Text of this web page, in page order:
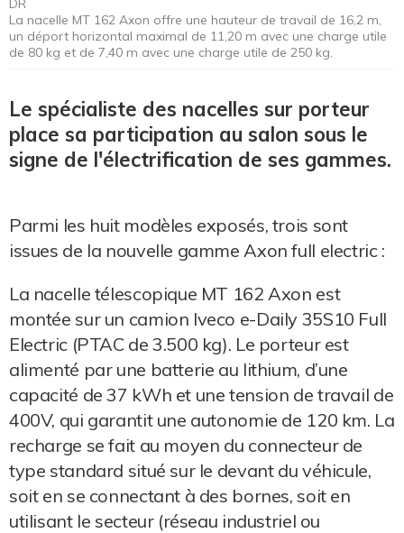
DR
La nacelle MT 162 Axon offre une hauteur de travail de 16,2 m,
un déport horizontal maximal de 11,20 m avec une charge utile
de 80 kg et de 7,40 m avec une charge utile de 250 kg.
Le spécialiste des nacelles sur porteur
place sa participation au salon sous le
signe de l'électrification de ses gammes.
Parmi les huit modèles exposés, trois sont
issues de la nouvelle gamme Axon full electric :
La nacelle télescopique MT 162 Axon est
montée sur un camion Iveco e-Daily 35S10 Full
Electric (PTAC de 3.500 kg). Le porteur est
alimenté par une batterie au lithium, d’une
capacité de 37 kWh et une tension de travail de
400V, qui garantit une autonomie de 120 km. La
recharge se fait au moyen du connecteur de
type standard situé sur le devant du véhicule,
soit en se connectant à des bornes, soit en
utilisant le secteur (réseau industriel ou